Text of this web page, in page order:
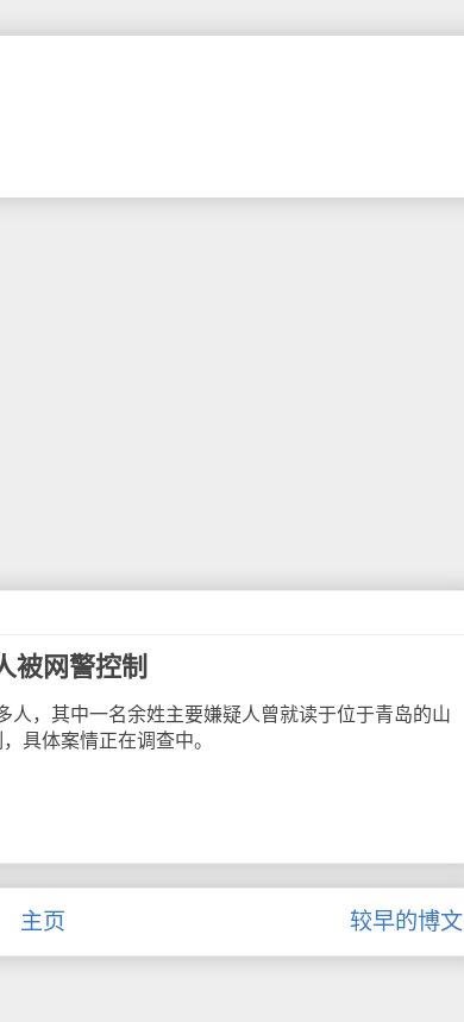
被网警控制
，其中一名余姓主要嫌疑人曾就读于位于青岛的山
具体案情正在调查中。
较早的博文
主页